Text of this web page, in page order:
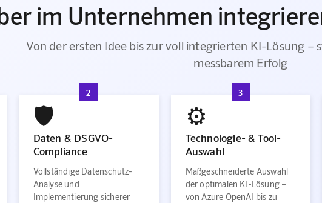
im Unternehmen
Von der ersten Idee bis zur voll integrierten KI-Lösung
messbarem Erfolg
2
🛡️
Daten & DSGVO-
Compliance
Vollständige Datenschutz-
Analyse und
Implementierung sicherer
3
⚙️
Technologie- & Tool-
Auswahl
Maßgeschneiderte Auswahl
der optimalen KI-Lösung –
von Azure OpenAI bis zu